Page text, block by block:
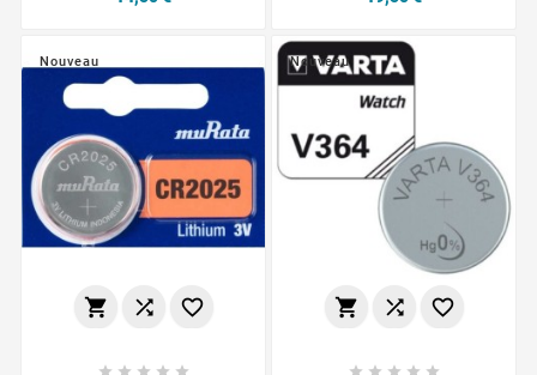
Nouveau
  
    
Nouveau
  
    